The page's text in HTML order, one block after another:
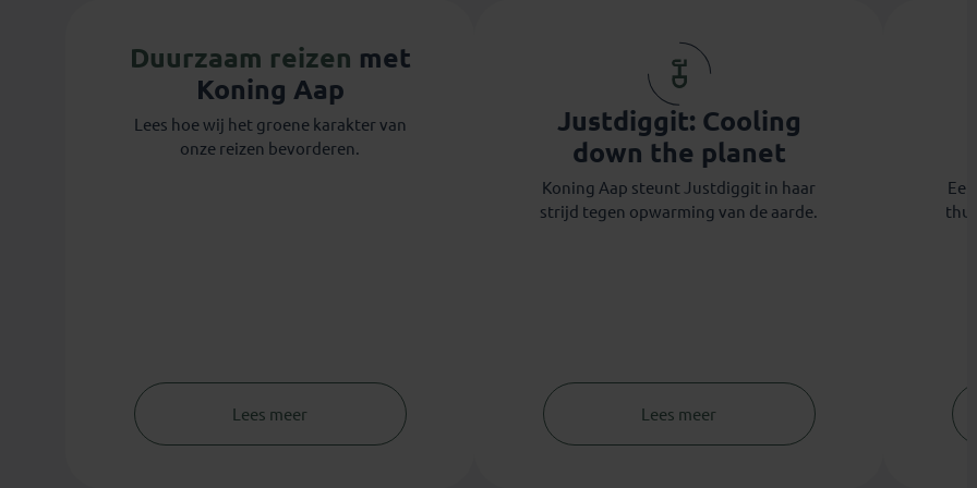
Duurzaam reizen met
Koning Aap
Lees hoe wij het groene karakter van
onze reizen bevorderen.
Lees meer
Justdiggit: Cooling
down the planet
Koning Aap steunt Justdiggit in haar
strijd tegen opwarming van de aarde.
Lees meer
Eet